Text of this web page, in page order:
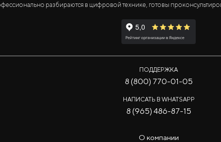
разбираются в цифровой технике, готовы
ПОДДЕРЖКА
8 (800) 770-01-05
НАПИСАТЬ В WHATSAPP
8 (965) 486-87-15
О компании